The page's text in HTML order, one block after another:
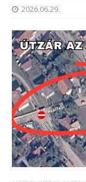
2026.06.29.